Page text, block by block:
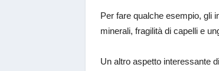
Per fare qualche esempio, gli
minerali, fragilità di capelli e
Un altro aspetto interessante